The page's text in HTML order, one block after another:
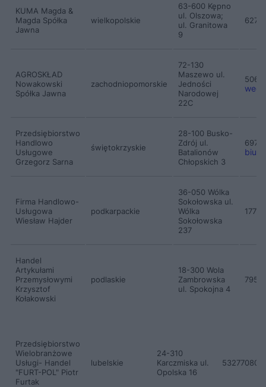
KUMA Magda &
Magda Spółka
Jawna
wielkopolskie
63-600 Kępno
ul. Olszowa;
ul. Granitowa
9
AGROSKŁAD
Nowakowski
Spółka Jawna
zachodniopomorskie
72-130
Maszewo ul.
Jedności
Narodowej
22C
Przedsiębiorstwo
Handlowo
Usługowe
Grzegorz Sarna
świętokrzyskie
28-100 Busko-
Zdrój ul.
Batalionów
Chłopskich 3
Firma Handlowo-
Usługowa
Wiesław Hajder
podkarpackie
36-050 Wólka
Sokołowska ul.
Wólka
Sokołowska
237
Handel
Artykułami
Przemysłowymi
Krzysztof
Kołakowski
podlaskie
18-300 Wola
Zambrowska
ul. Spokojna 4
Przedsiębiorstwo
Wielobranżowe
Usługi- Handel
"FURT-POL" Piotr
Furtak
lubelskie
24-310
Karczmiska ul.
Opolska 16
532770800